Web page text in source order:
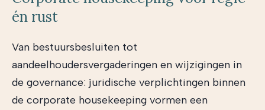
én rust
Van bestuursbesluiten tot
aandeelhoudersvergaderingen en wijzigingen in
de governance: juridische verplichtingen binnen
de corporate housekeeping vormen een